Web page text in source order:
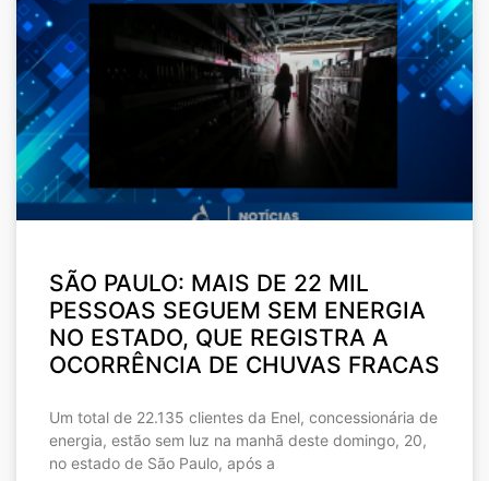
SÃO PAULO: MAIS DE 22 MIL
PESSOAS SEGUEM SEM ENERGIA
NO ESTADO, QUE REGISTRA A
OCORRÊNCIA DE CHUVAS FRACAS
Um total de 22.135 clientes da Enel, concessionária de
energia, estão sem luz na manhã deste domingo, 20,
no estado de São Paulo, após a